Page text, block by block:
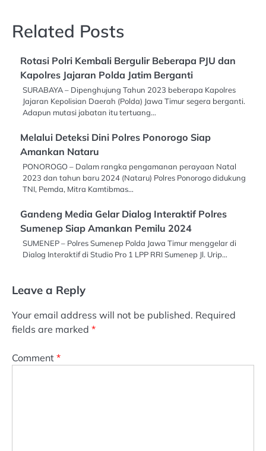
Related Posts
Rotasi Polri Kembali Bergulir Beberapa PJU dan
Kapolres Jajaran Polda Jatim Berganti
SURABAYA – Dipenghujung Tahun 2023 beberapa Kapolres
Jajaran Kepolisian Daerah (Polda) Jawa Timur segera berganti.
Adapun mutasi jabatan itu tertuang…
Melalui Deteksi Dini Polres Ponorogo Siap
Amankan Nataru
PONOROGO – Dalam rangka pengamanan perayaan Natal
2023 dan tahun baru 2024 (Nataru) Polres Ponorogo didukung
TNI, Pemda, Mitra Kamtibmas…
Gandeng Media Gelar Dialog Interaktif Polres
Sumenep Siap Amankan Pemilu 2024
SUMENEP – Polres Sumenep Polda Jawa Timur menggelar di
Dialog Interaktif di Studio Pro 1 LPP RRI Sumenep Jl. Urip…
Leave a Reply
Your email address will not be published. Required
fields are marked *
Comment *